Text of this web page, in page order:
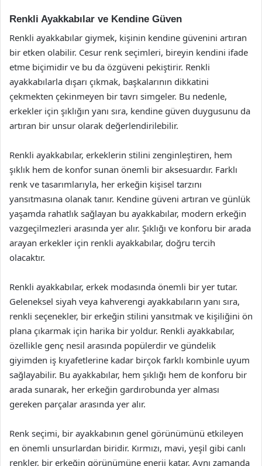
Renkli Ayakkabılar ve Kendine Güven
Renkli ayakkabılar giymek, kişinin kendine güvenini artıran
bir etken olabilir. Cesur renk seçimleri, bireyin kendini ifade
etme biçimidir ve bu da özgüveni pekiştirir. Renkli
ayakkabılarla dışarı çıkmak, başkalarının dikkatini
çekmekten çekinmeyen bir tavrı simgeler. Bu nedenle,
erkekler için şıklığın yanı sıra, kendine güven duygusunu da
artıran bir unsur olarak değerlendirilebilir.
Renkli ayakkabılar, erkeklerin stilini zenginleştiren, hem
şıklık hem de konfor sunan önemli bir aksesuardır. Farklı
renk ve tasarımlarıyla, her erkeğin kişisel tarzını
yansıtmasına olanak tanır. Kendine güveni artıran ve günlük
yaşamda rahatlık sağlayan bu ayakkabılar, modern erkeğin
vazgeçilmezleri arasında yer alır. Şıklığı ve konforu bir arada
arayan erkekler için renkli ayakkabılar, doğru tercih
olacaktır.
Renkli ayakkabılar, erkek modasında önemli bir yer tutar.
Geleneksel siyah veya kahverengi ayakkabıların yanı sıra,
renkli seçenekler, bir erkeğin stilini yansıtmak ve kişiliğini ön
plana çıkarmak için harika bir yoldur. Renkli ayakkabılar,
özellikle genç nesil arasında popülerdir ve gündelik
giyimden iş kıyafetlerine kadar birçok farklı kombinle uyum
sağlayabilir. Bu ayakkabılar, hem şıklığı hem de konforu bir
arada sunarak, her erkeğin gardırobunda yer alması
gereken parçalar arasında yer alır.
Renk seçimi, bir ayakkabının genel görünümünü etkileyen
en önemli unsurlardan biridir. Kırmızı, mavi, yeşil gibi canlı
renkler, bir erkeğin görünümüne enerji katar. Aynı zamanda